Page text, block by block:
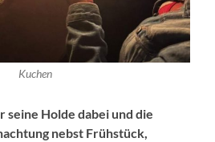
Kuchen
Holde dabei und die
nebst Frühstück,